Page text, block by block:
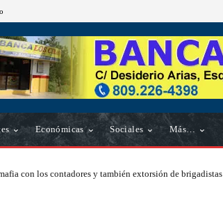
Económicas Sociales Más…
con los contadores y también extorsión de brigadistas